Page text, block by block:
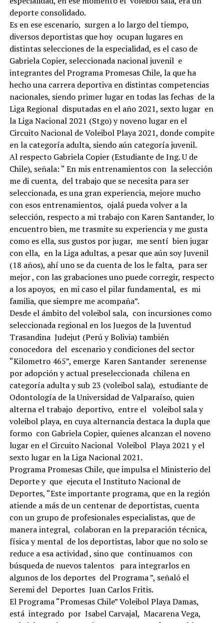
deporte consolidado.
Es en ese escenario, surgen a lo largo del tiempo,
diversos deportistas que hoy ocupan lugares en
distintas selecciones de la especialidad, es el caso de
Gabriela Copier, seleccionada nacional juvenil e
integrantes del Programa Promesas Chile, la que ha
hecho una carrera deportiva en distintas competencias
nacionales, siendo primer lugar en todas las fechas de la
Liga Regional disputadas en el año 2021, sexto lugar en
la Liga Nacional 2021 (Stgo) y noveno lugar en el
Circuito Nacional de Voleibol Playa 2021, donde compite
en la categoría adulta, siendo aún categoría juvenil.
Al respecto Gabriela Copier (Estudiante de Ing. U de
Chile), señala: “ En mis entrenamientos con la selección
me di cuenta, del trabajo que se necesita para ser
seleccionada, es una gran experiencia, mejore mucho
con esos entrenamientos, ojalá pueda volver a la
selección, respecto a mi trabajo con Karen Santander, lo
encuentro bien, me trasmite su experiencia y me gusta
como es ella, sus gustos por jugar, me sentí bien jugar
con ella, en la Liga adultas, a pesar que aún soy Juvenil
(18 años), ahí uno se da cuenta de los le falta, para ser
mejor , con las grabaciones uno puede corregir, respecto
a los apoyos, en mi caso el pilar fundamental, es mi
familia, que siempre me acompaña”.
Desde el ámbito del voleibol sala, con incursiones como
seleccionada regional en los Juegos de la Juventud
Trasandina Judejut (Perú y Bolivia) también
conocedora del escenario y condiciones del sector
“Kilometro 465”, emerge Karen Santander serenense
por adopción y actual preseleccionada chilena en
categoría adulta y sub 23 (voleibol sala), estudiante de
Odontología de la Universidad de Valparaíso, quien
alterna el trabajo deportivo, entre el voleibol sala y
voleibol playa, en cuya alternancia destaca la dupla que
formo con Gabriela Copier, quienes alcanzan el noveno
lugar en el Circuito Nacional Voleibol Playa 2021 y el
sexto lugar en la Liga Nacional 2021.
Programa Promesas Chile, que impulsa el Ministerio del
Deporte y que ejecuta el Instituto Nacional de
Deportes, “Este importante programa, que en la región
atiende a más de un centenar de deportistas, cuenta
con un grupo de profesionales especialistas, que de
manera integral, colaboran en la preparación técnica,
física y mental de los deportistas, labor que no solo se
reduce a esa actividad , sino que continuamos con
búsqueda de nuevos talentos para integrarlos en
algunos de los deportes del Programa ”, señaló el
Seremi del Deportes Juan Carlos Fritis.
El Programa “Promesas Chile” Voleibol Playa Damas,
está integrado por Isabel Carvajal, Macarena Vega,